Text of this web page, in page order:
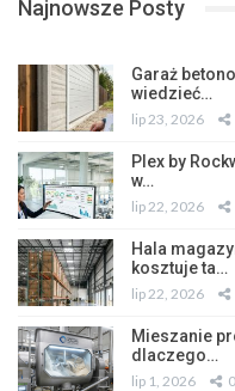
Najnowsze Posty
Garaż
wiedzieć…
lip 23, 2026
Plex by
w…
lip 22, 2026
Hala
kosztuje ta…
lip 22, 2026
Mieszanie
dlaczego…
lip 1, 2026 0